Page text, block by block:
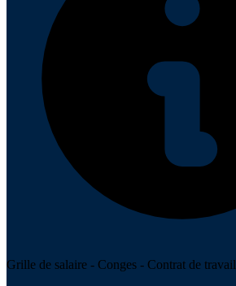
Grille de salaire - Conges - Contrat de travail